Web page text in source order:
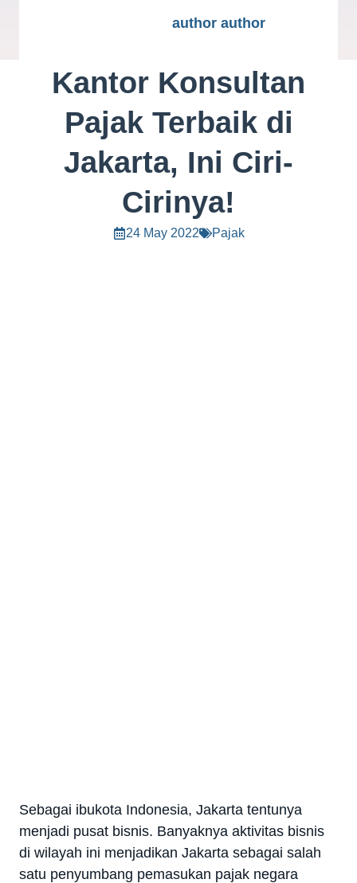
author author
Kantor Konsultan
Pajak Terbaik di
Jakarta, Ini Ciri-
Cirinya!
24 May 2022 Pajak
Sebagai ibukota Indonesia, Jakarta tentunya
menjadi pusat bisnis. Banyaknya aktivitas bisnis
di wilayah ini menjadikan Jakarta sebagai salah
satu penyumbang pemasukan pajak negara